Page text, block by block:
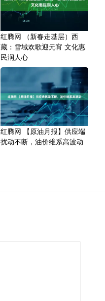
红腾网 （新春走基层）西
藏：雪域欢歌迎元宵 文化惠
民润人心
红腾网 【原油月报】供应端
扰动不断，油价维系高波动